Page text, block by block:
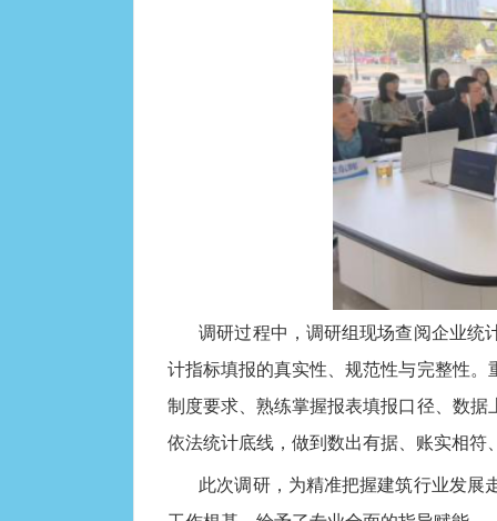
调研过程中，调研组现场查阅企业统
计指标填报的真实性、规范性与完整性
制度要求、熟练掌握报表填报口径、数
依法统计底线，做到数出有据、账实相
此次调研，为精准把握建筑行业发展